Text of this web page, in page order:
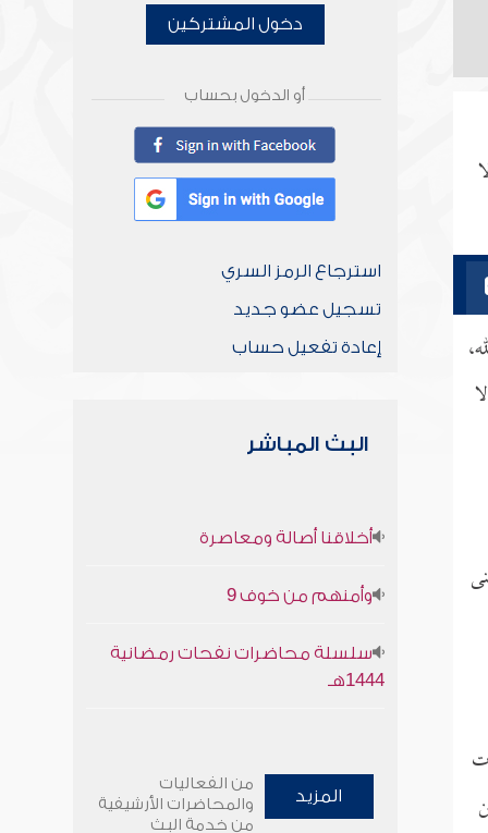
دخول المشتركين
أو الدخول بحساب
استرجاع الرمز السري
تسجيل عضو جديد
إعادة تفعيل حساب
البث المباشر
أخلاقنا أصالة ومعاصرة
وأمنهم من خوف 9
سلسلة محاضرات نفحات رمضانية
1444هـ
المزيد
من الفعاليات
والمحاضرات الأرشيفية
من خدمة البث